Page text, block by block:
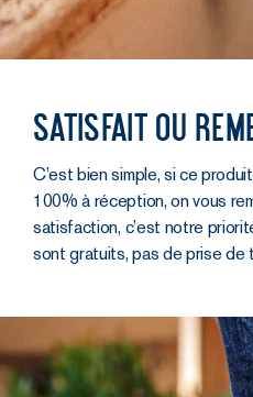
Satisfait ou
C’est bien simple, si ce
100% à réception, on vous
satisfaction, c’est notre
sont gratuits, pas de prise de